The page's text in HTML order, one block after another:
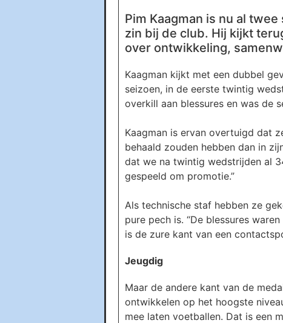
Pim Kaagman is nu al
zin bij de club. Hij kijkt
over ontwikkeling,
Kaagman kijkt met een dubbel
seizoen, in de eerste twintig
overkill aan blessures en was de
Kaagman is ervan overtuigd dat
behaald zouden hebben dan in
dat we na twintig wedstrijden al
gespeeld om promotie.”
Als technische staf hebben ze
pure pech is. “De blessures
is de zure kant van een
Jeugdig
Maar de andere kant van de
ontwikkelen op het hoogste
mee laten voetballen. Dat is een